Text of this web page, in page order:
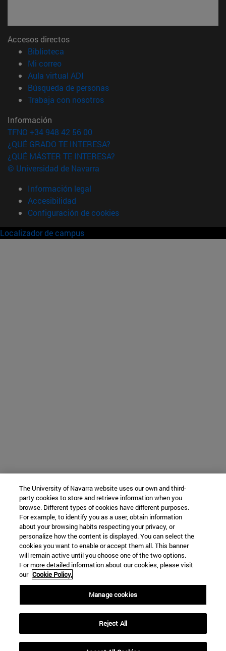
Accesos directos
Biblioteca
Mi correo(abre en nueva ventana)
Aula virtual ADI
Búsqueda de personas(abre en nueva ventana)
Trabaja con nosotros(abre en nueva ventana)
Información
TFNO +34 948 42 56 00
¿QUÉ GRADO TE INTERESA?
¿QUÉ MÁSTER TE INTERESA?
© Universidad de Navarra
Información legal
Accesibilidad
Configuración de cookies
Localizador de campus
The University of Navarra website uses our own and third-
party cookies to store and retrieve information when you
browse. Different types of cookies have different purposes.
For example, to identify you as a user, obtain information
about your browsing habits respecting your privacy, or
personalize how the content is displayed. You can select the
cookies you want to enable or accept them all. This banner
will remain active until you choose one of the two options.
For more detailed information about our cookies, please visit
our Cookie Policy.
Manage cookies
Reject All